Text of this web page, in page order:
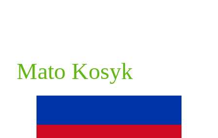
Mato Kosyk